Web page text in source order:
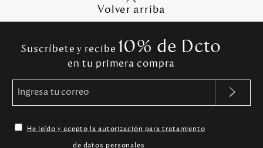
Volver arriba
Suscríbete y recibe 10% de Dcto
en tu primera compra
He leído y acepto la autorización para tratamiento
de datos personales.